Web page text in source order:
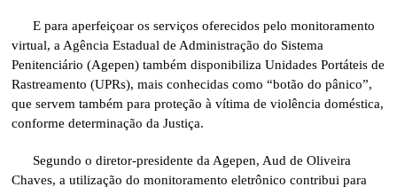
E para aperfeiçoar os serviços oferecidos pelo monitoramento
virtual, a Agência Estadual de Administração do Sistema
Penitenciário (Agepen) também disponibiliza Unidades Portáteis de
Rastreamento (UPRs), mais conhecidas como “botão do pânico”,
que servem também para proteção à vítima de violência doméstica,
conforme determinação da Justiça.
Segundo o diretor-presidente da Agepen, Aud de Oliveira
Chaves, a utilização do monitoramento eletrônico contribui para